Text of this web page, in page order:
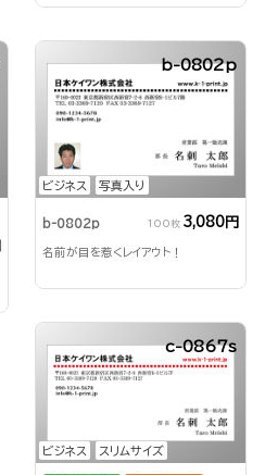
ビジネス 写真入り
b-0802p
b-0802p 100枚 3,080円
名前が目を惹くレイアウト！
ビジネス スリムサイズ
c-0867s